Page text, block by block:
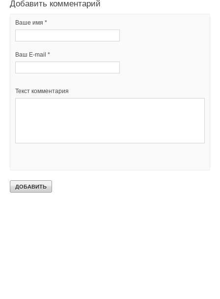
Добавить комментарий
Ваше имя *
Ваш E-mail *
Текст комментария